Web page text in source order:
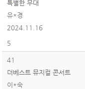
특별한 무대
유*경
2024.11.16
5
41
더베스트 뮤지컬 콘서트
이*숙